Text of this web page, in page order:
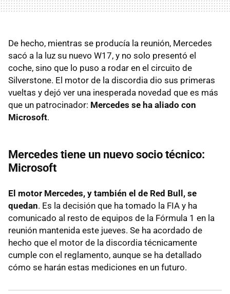
De hecho, mientras se producía la reunión, Mercedes
sacó a la luz su nuevo W17, y no solo presentó el
coche, sino que lo puso a rodar en el circuito de
Silverstone. El motor de la discordia dio sus primeras
vueltas y dejó ver una inesperada novedad que es más
que un patrocinador: Mercedes se ha aliado con
Microsoft.
Mercedes tiene un nuevo socio técnico:
Microsoft
El motor Mercedes, y también el de Red Bull, se
quedan. Es la decisión que ha tomado la FIA y ha
comunicado al resto de equipos de la Fórmula 1 en la
reunión mantenida este jueves. Se ha acordado de
hecho que el motor de la discordia técnicamente
cumple con el reglamento, aunque se ha detallado
cómo se harán estas mediciones en un futuro.